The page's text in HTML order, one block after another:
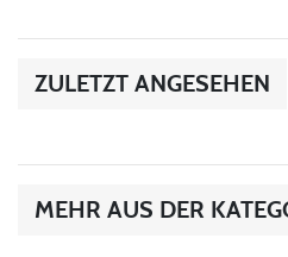
ZULETZT ANGESEHEN
MEHR AUS DER